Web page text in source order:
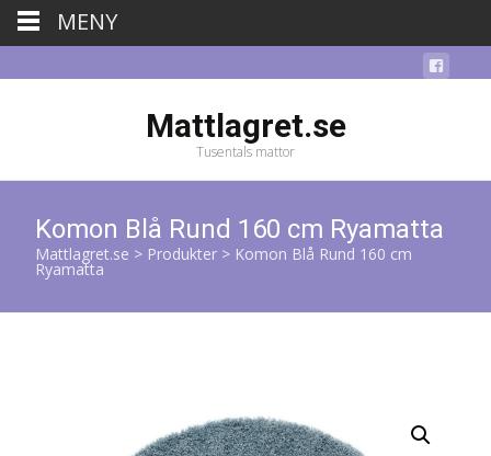
Mattlagret.se
Tusentals mattor
Komon Blå Rund 160 cm Ryamatta
Mattlagret.se > Produkter > Komon Blå Rund 160 cm
Ryamatta
MENY